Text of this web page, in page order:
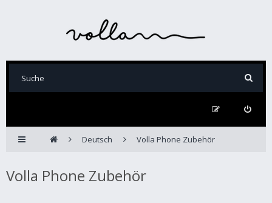
Deutsch Volla Phone Zubehör
Volla Phone Zubehör